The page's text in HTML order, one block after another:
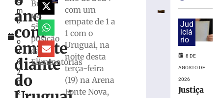
m
b
r
o
2
0,
2
0
2
ano
com
empate
diante
do
Brasil
na
5ª
posição
das
Eliminatórias
com um
empate de 1 a
1 com o
Uruguai, na
noite desta
terça-feira
(19) na Arena
Fonte Nova,
estreia
com
vitória
Campeonato
Catarinense
Jud
iciá
rio
8 DE
AGOSTO DE
2026
Justiça